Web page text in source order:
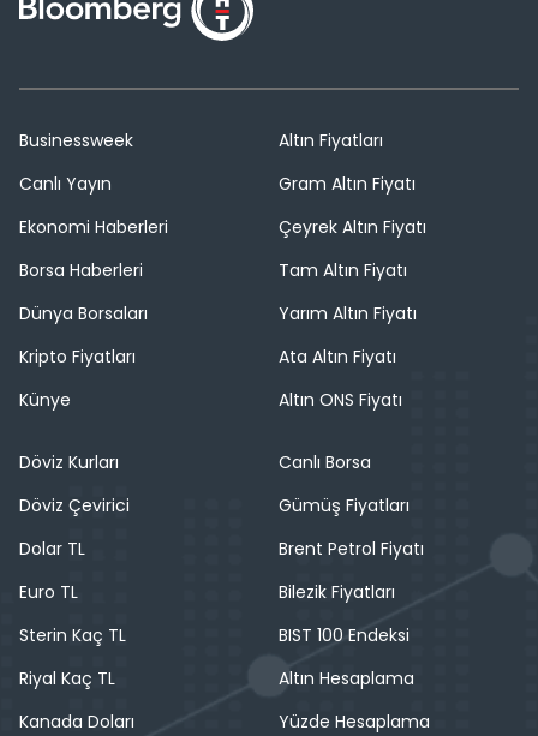
Businessweek
Canlı Yayın
Ekonomi Haberleri
Borsa Haberleri
Dünya Borsaları
Kripto Fiyatları
Künye
Altın Fiyatları
Gram Altın Fiyatı
Çeyrek Altın Fiyatı
Tam Altın Fiyatı
Yarım Altın Fiyatı
Ata Altın Fiyatı
Altın ONS Fiyatı
Döviz Kurları
Döviz Çevirici
Dolar TL
Euro TL
Sterin Kaç TL
Riyal Kaç TL
Kanada Doları
Canlı Borsa
Gümüş Fiyatları
Brent Petrol Fiyatı
Bilezik Fiyatları
BIST 100 Endeksi
Altın Hesaplama
Yüzde Hesaplama